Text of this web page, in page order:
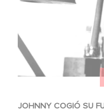
JOHNNY COGIÓ SU